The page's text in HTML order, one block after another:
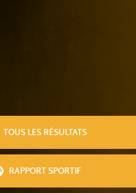
TOUS LES RÉSULTATS
RAPPORT SPORTIF